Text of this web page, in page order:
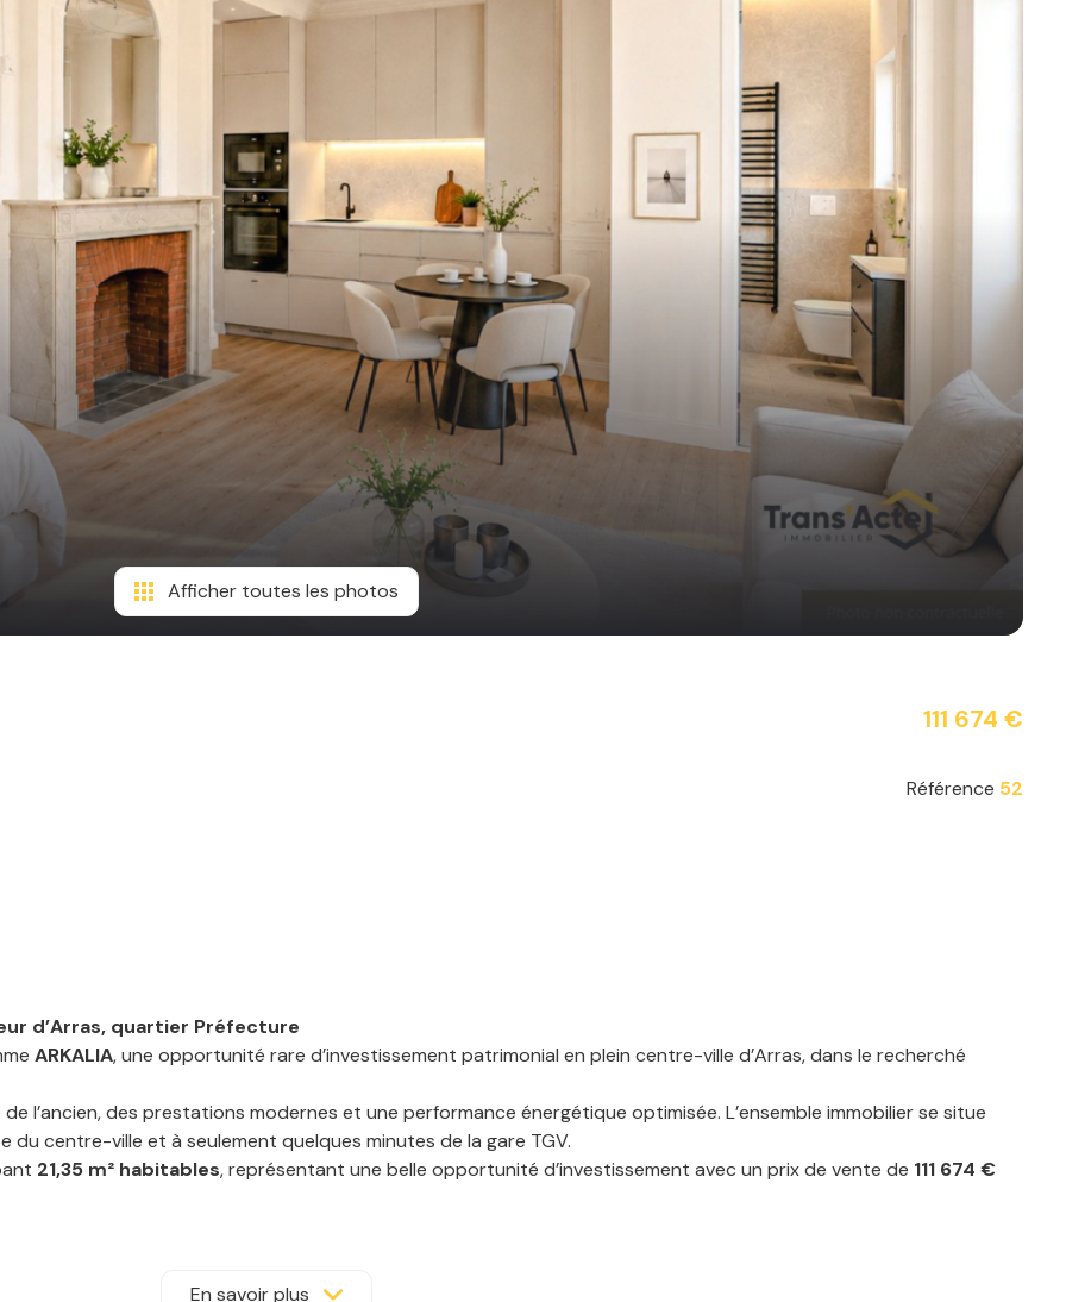
Afficher toutes les photos
111 674 €
Référence 52
d’Arras, quartier Préfecture
ARKALIA, une opportunité rare d’investissement patrimonial en plein centre-ville d’Arras, dans le recherché
l’ancien, des prestations modernes et une performance énergétique optimisée. L’ensemble immobilier se situe
centre-ville et à seulement quelques minutes de la gare TGV.
21,35 m² habitables, représentant une belle opportunité d’investissement avec un prix de vente de 111 674 €
En savoir plus